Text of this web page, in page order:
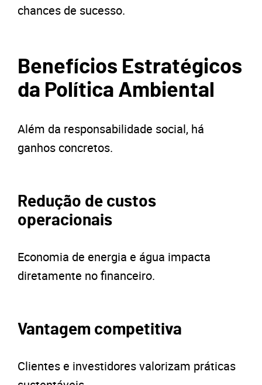
chances de sucesso.
Benefícios Estratégicos
da Política Ambiental
Além da responsabilidade social, há
ganhos concretos.
Redução de custos
operacionais
Economia de energia e água impacta
diretamente no financeiro.
Vantagem competitiva
Clientes e investidores valorizam práticas